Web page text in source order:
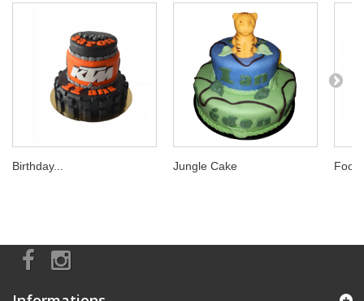
Birthday... Jungle Cake Foot